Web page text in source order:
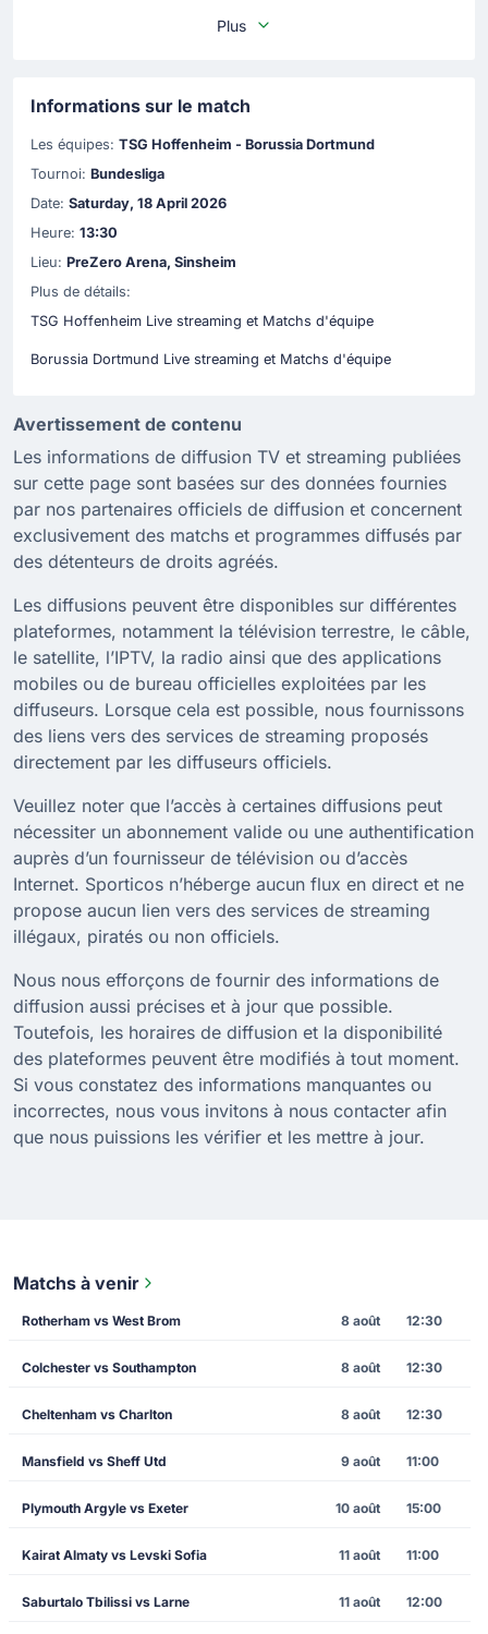
Plus
Informations sur le match
Les équipes: TSG Hoffenheim - Borussia Dortmund
Tournoi: Bundesliga
Date: Saturday, 18 April 2026
Heure: 13:30
Lieu: PreZero Arena, Sinsheim
Plus de détails:
TSG Hoffenheim Live streaming et Matchs d'équipe
Borussia Dortmund Live streaming et Matchs d'équipe
Avertissement de contenu
Les informations de diffusion TV et streaming publiées
sur cette page sont basées sur des données fournies
par nos partenaires officiels de diffusion et concernent
exclusivement des matchs et programmes diffusés par
des détenteurs de droits agréés.
Les diffusions peuvent être disponibles sur différentes
plateformes, notamment la télévision terrestre, le câble,
le satellite, l’IPTV, la radio ainsi que des applications
mobiles ou de bureau officielles exploitées par les
diffuseurs. Lorsque cela est possible, nous fournissons
des liens vers des services de streaming proposés
directement par les diffuseurs officiels.
Veuillez noter que l’accès à certaines diffusions peut
nécessiter un abonnement valide ou une authentification
auprès d’un fournisseur de télévision ou d’accès
Internet. Sporticos n’héberge aucun flux en direct et ne
propose aucun lien vers des services de streaming
illégaux, piratés ou non officiels.
Nous nous efforçons de fournir des informations de
diffusion aussi précises et à jour que possible.
Toutefois, les horaires de diffusion et la disponibilité
des plateformes peuvent être modifiés à tout moment.
Si vous constatez des informations manquantes ou
incorrectes, nous vous invitons à nous contacter afin
que nous puissions les vérifier et les mettre à jour.
Matchs à venir
Rotherham vs West Brom 8 août 12:30
Colchester vs Southampton 8 août 12:30
Cheltenham vs Charlton 8 août 12:30
Mansfield vs Sheff Utd 9 août 11:00
Plymouth Argyle vs Exeter 10 août 15:00
Kairat Almaty vs Levski Sofia 11 août 11:00
Saburtalo Tbilissi vs Larne 11 août 12:00